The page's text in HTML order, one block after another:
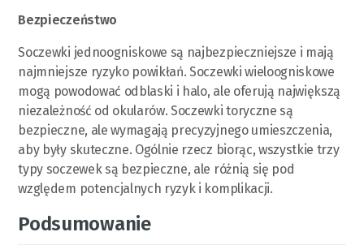
Bezpieczeństwo
Soczewki jednoogniskowe są najbezpieczniejsze i mają
najmniejsze ryzyko powikłań. Soczewki wieloogniskowe
mogą powodować odblaski i halo, ale oferują największą
niezależność od okularów. Soczewki toryczne są
bezpieczne, ale wymagają precyzyjnego umieszczenia,
aby były skuteczne. Ogólnie rzecz biorąc, wszystkie trzy
typy soczewek są bezpieczne, ale różnią się pod
względem potencjalnych ryzyk i komplikacji.
Podsumowanie